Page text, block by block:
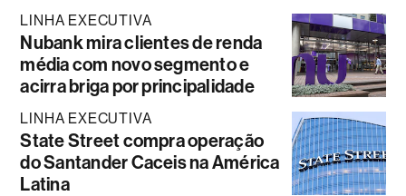
LINHA EXECUTIVA
Nubank mira clientes de renda
média com novo segmento e
acirra briga por principalidade
LINHA EXECUTIVA
State Street compra operação
do Santander Caceis na América
Latina